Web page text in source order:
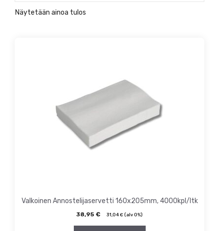
Näytetään ainoa tulos
Valkoinen Annostelijaservetti 160x205mm, 4000kpl/ltk
38,95 € 31,04 € (alv 0%)